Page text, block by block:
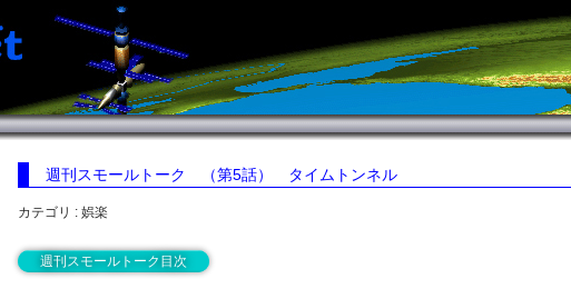
週刊スモールトーク （第5話） タイムトンネル
カテゴリ : 娯楽
週刊スモールトーク目次